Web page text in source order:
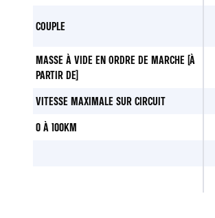
COUPLE
MASSE À VIDE EN ORDRE DE MARCHE (À
PARTIR DE)
VITESSE MAXIMALE SUR CIRCUIT
0 À 100KM